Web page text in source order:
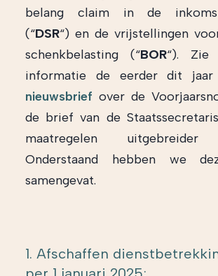
belang claim in de
(“DSR“) en de vrijstellingen
schenkbelasting (“BOR“). Zie
informatie de eerder dit jaar
nieuwsbrief over de
de brief van de
maatregelen uitgebreider
Onderstaand hebben we
samengevat.
1. Afschaffen